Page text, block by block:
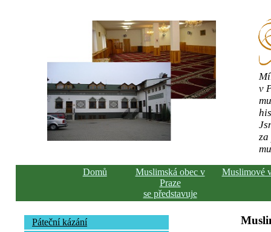
v
Domů
Muslimská obec v
Praze
se představuje
Muslimové
Páteční kázání